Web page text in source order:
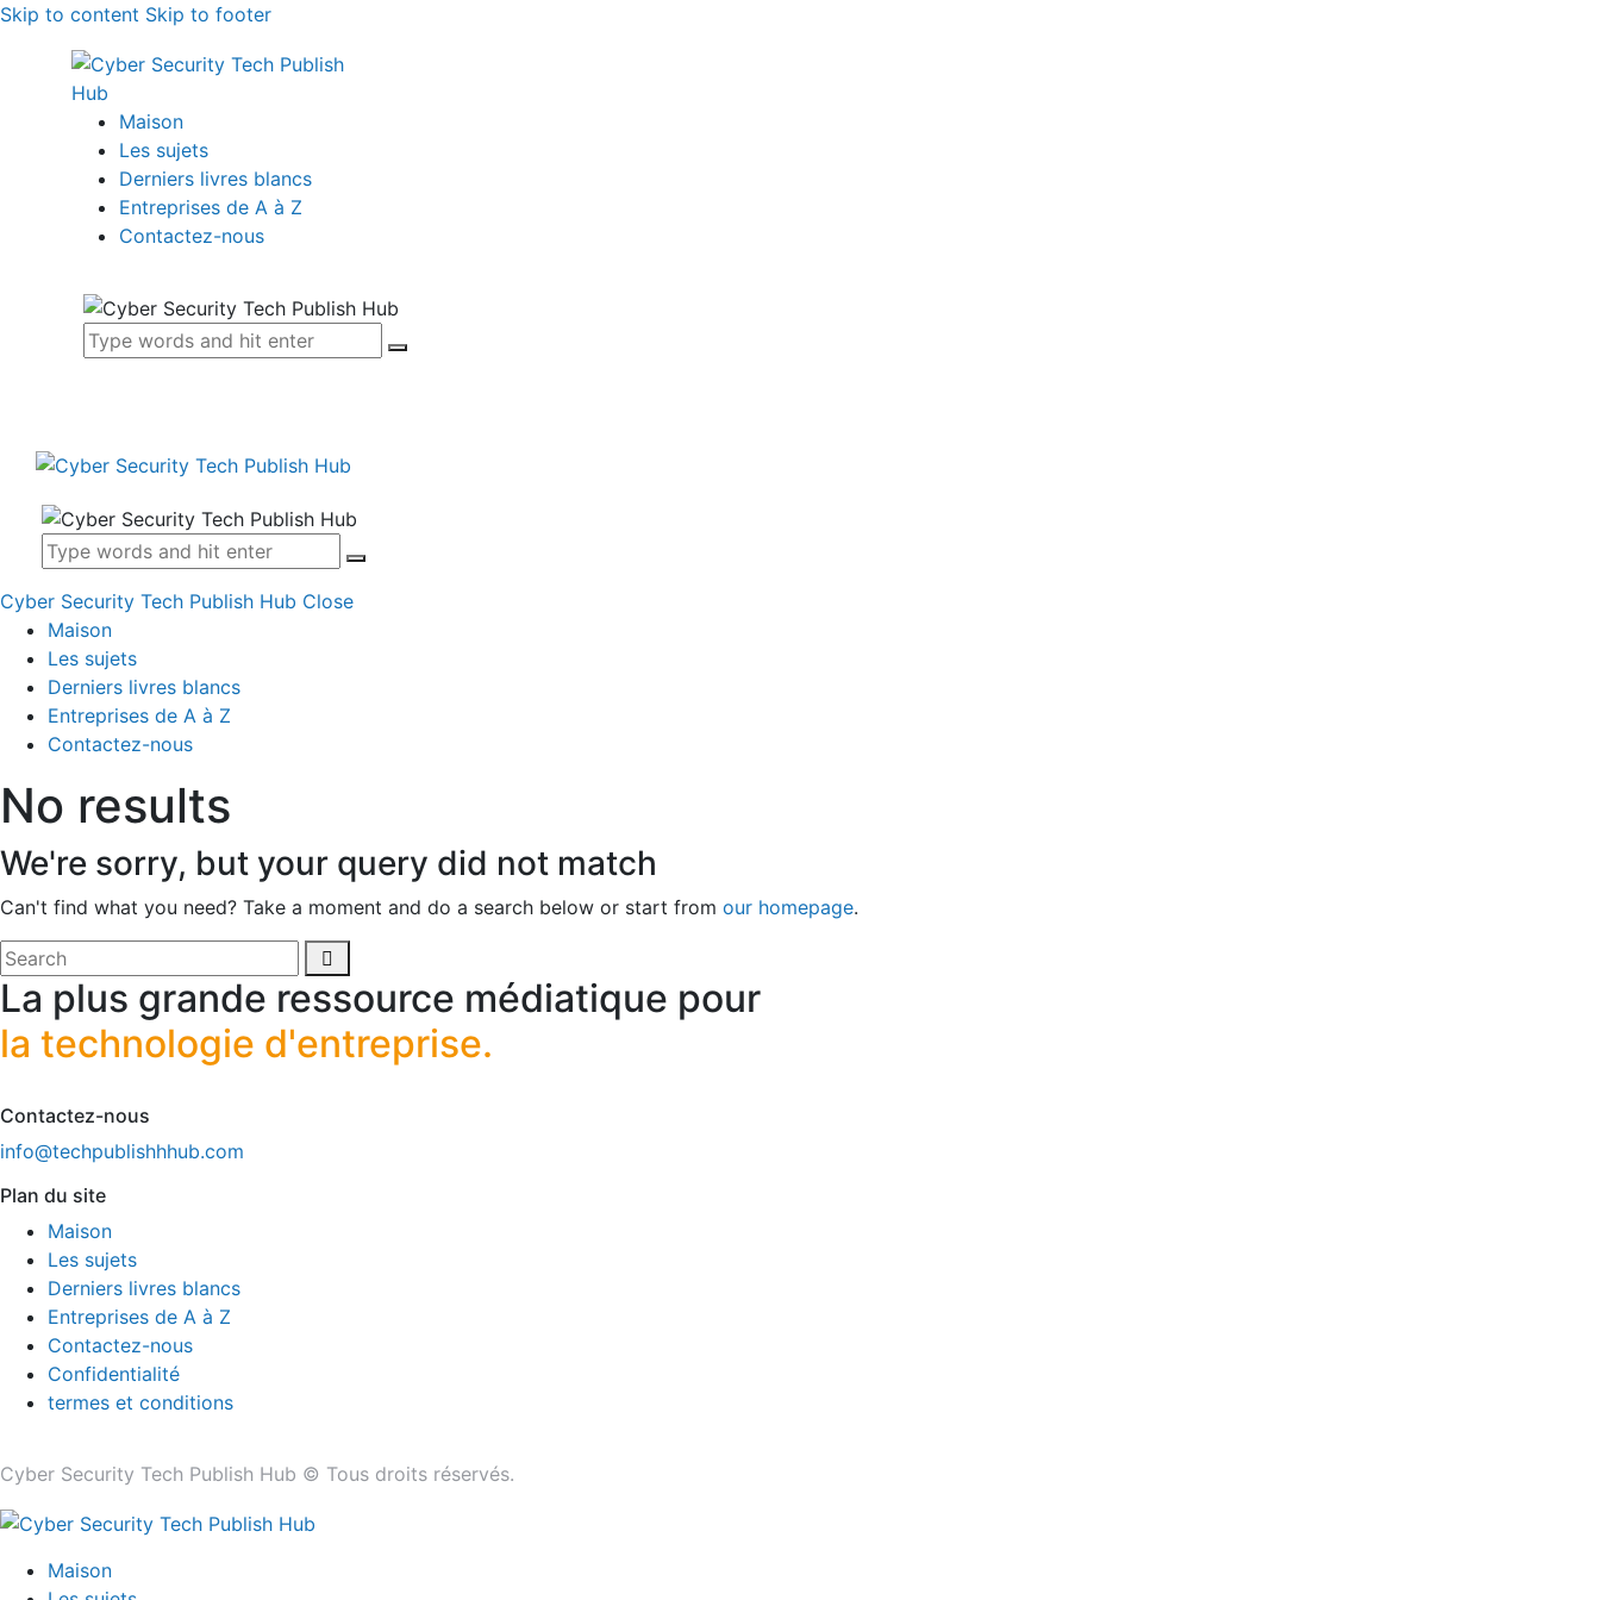
Skip to content Skip to footer
Maison
Les sujets
Derniers livres blancs
Entreprises de A à Z
Contactez-nous
Cyber Security Tech Publish Hub Close
Maison
Les sujets
Derniers livres blancs
Entreprises de A à Z
Contactez-nous
No results
We're sorry, but your query did not match
Can't find what you need? Take a moment and do a search below or start from our homepage.
La plus grande ressource médiatique pour
la technologie d'entreprise.
Contactez-nous
info@techpublishhhub.com
Plan du site
Maison
Les sujets
Derniers livres blancs
Entreprises de A à Z
Contactez-nous
Confidentialité
termes et conditions
Cyber ​​Security Tech Publish Hub © Tous droits réservés.
Maison